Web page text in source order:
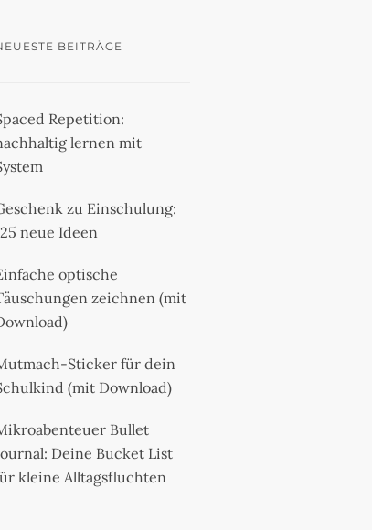
BEITRÄGE
Repetition:
lernen mit
zu Einschulung:
neue Ideen
optische
zeichnen (mit
Sticker für dein
(mit Download)
Bullet
Deine Bucket List
kleine Alltagsfluchten